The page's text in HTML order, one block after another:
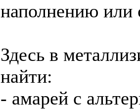
наполнению
Здесь в
найти:
- амарей с